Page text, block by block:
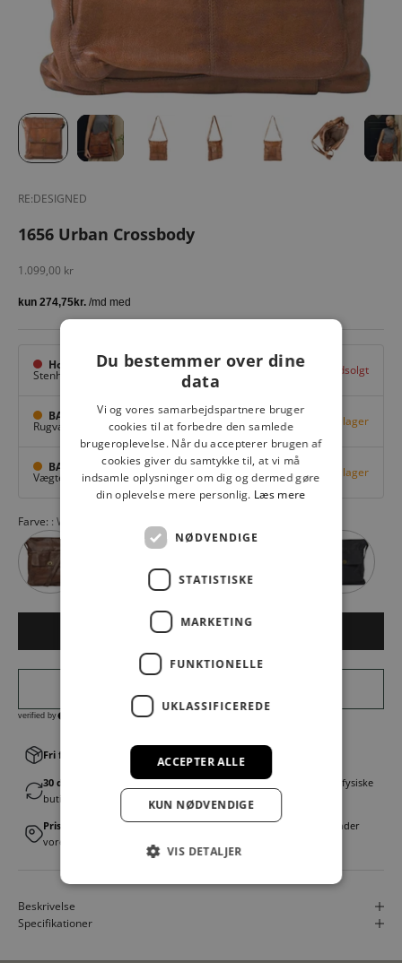
RE:DESIGNED
1656 Urban Crossbody
Salgspris
1.099,00 kr
Hovedlager
Stenhuggervej 10, Udsolgt
BAGGI Tarup Center
Rugvang 36, Odense NV Få på lager
BAGGI Nyborg
Vægtergade 1, Nyborg Få på lager
Farve: Walnut
LÆG I KURV
Fri fragt v. køb over 499,00 kr.│Levering 1-3 hverdage
30 dages fortrydelsesret│Byt eller returner gratis i en af vores fysiske
butikker
Prismatch
│Vi tilbyder landsdækkende prisgaranti. Læs mere under
vores FAQ
Beskrivelse
Specifikationer
Du bestemmer over dine
data
Vi og vores samarbejdspartnere bruger
cookies til at forbedre den samlede
brugeroplevelse. Når du accepterer brugen af
cookies giver du samtykke til, at vi må
indsamle oplysninger om dig og dermed gøre
din oplevelse mere personlig. Læs mere
NØDVENDIGE
STATISTISKE
MARKETING
FUNKTIONELLE
UKLASSIFICEREDE
ACCEPTER ALLE
KUN NØDVENDIGE
VIS DETALJER